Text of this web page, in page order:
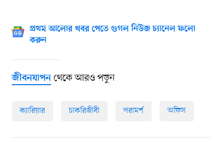
প্রথম আলোর খবর পেতে গুগল নিউজ চ্যানেল ফলো
করুন
জীবনযাপনথেকে আরও পড়ুন
ক্যারিয়ার চাকরিজীবী পরামর্শ অফিস